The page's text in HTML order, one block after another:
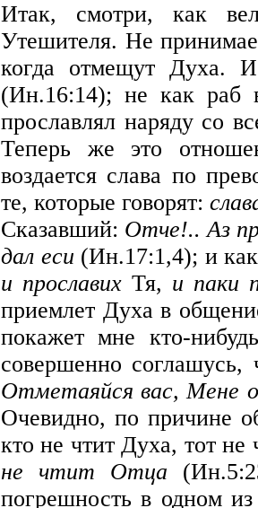
Итак, смотри, как
Утешителя. Не
когда отмещут Духа.
(Ин.16:14); не как раб
прославлял наряду со
Теперь же это
воздается слава по
те, которые говорят:
Сказавший: Отче!.. Аз
дал еси (Ин.17:1,4); и
и прославих Тя, и паки
приемлет Духа в
покажет мне кто-
совершенно соглашусь,
Отметаяйся вас, Мене
Очевидно, по причине
кто не чтит Духа, тот
не чтит Отца
погрешность в одном